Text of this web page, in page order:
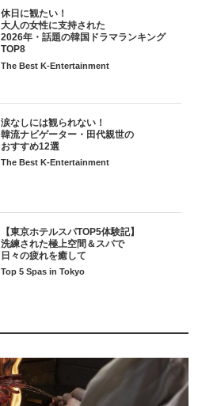
休日に観たい！
大人の女性に支持された
2026年・話題の韓国ドラマランキング
TOP8
The Best K-Entertainment
涙なしには観られない！
韓流ナビゲーター・田代親世の
おすすめ12選
The Best K-Entertainment
【東京ホテルスパTOP5体験記】
洗練された極上空間＆スパで
日々の疲れを癒して
Top 5 Spas in Tokyo